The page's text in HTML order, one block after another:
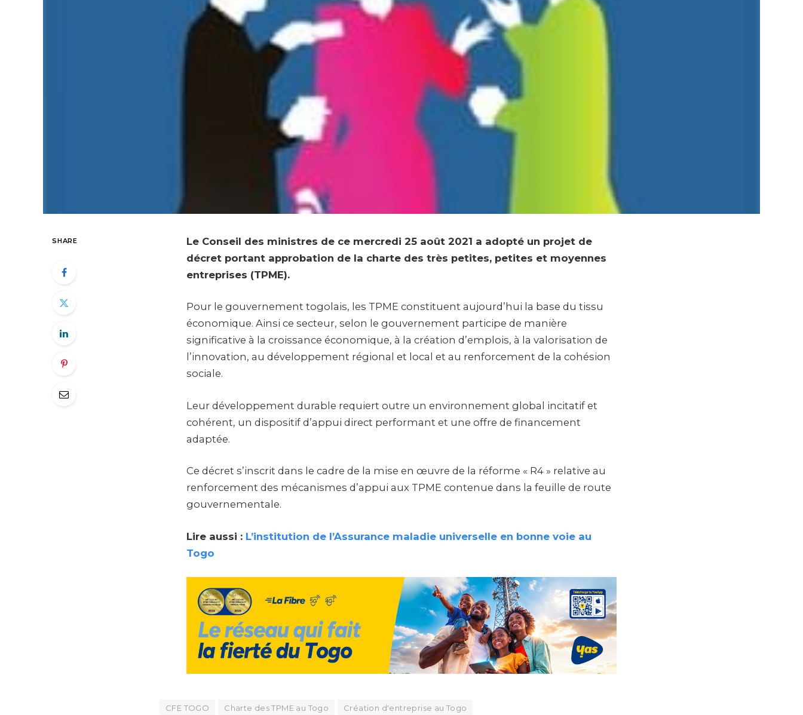
SHARE
Le Conseil des ministres de ce mercredi 25 août 2021 a adopté un projet de
décret portant approbation de la charte des très petites, petites et moyennes
entreprises (TPME).
Pour le gouvernement togolais, les TPME constituent aujourd’hui la base du tissu
économique. Ainsi ce secteur, selon le gouvernement participe de manière
significative à la croissance économique, à la création d’emplois, à la valorisation de
l’innovation, au développement régional et local et au renforcement de la cohésion
sociale.
Leur développement durable requiert outre un environnement global incitatif et
cohérent, un dispositif d’appui direct performant et une offre de financement
adaptée.
Ce décret s’inscrit dans le cadre de la mise en œuvre de la réforme « R4 » relative au
renforcement des mécanismes d’appui aux TPME contenue dans la feuille de route
gouvernementale.
Lire aussi : L’institution de l’Assurance maladie universelle en bonne voie au
Togo
CFE TOGO Charte des TPME au Togo
Création d'entreprise au Togo